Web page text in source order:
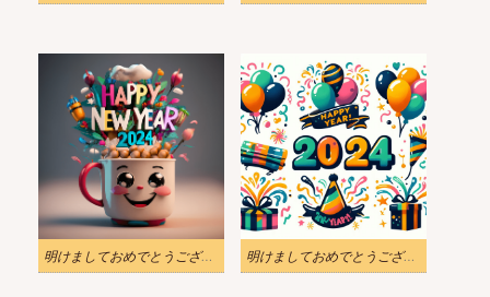
明けましておめでとうございます 2024 イラスト 無料 明けましておめでとうございます 2024 イラスト写真